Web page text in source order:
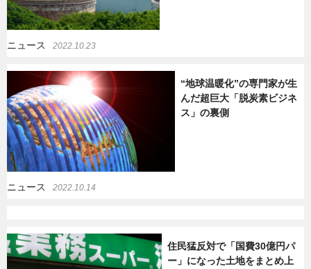
ニュース 2022.10.23
“地球温暖化”の専門家が生
んだ超巨大「脱炭素ビジネ
ス」の裏側
ニュース 2022.10.14
住民猛反対で「国費30億円パ
ー」になった土地をまとめ上